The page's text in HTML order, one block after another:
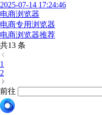
2025-07-14 17:24:46
电商浏览器
电商专用浏览器
电商浏览器推荐
共13 条
1
2
前往